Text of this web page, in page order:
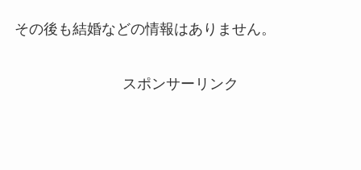
その後も結婚などの情報はありません。
スポンサーリンク